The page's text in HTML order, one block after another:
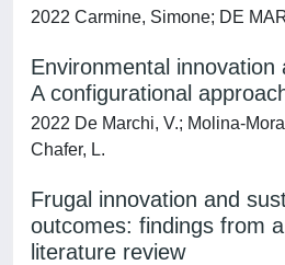
2022 Carmine, Simone; DE
Environmental innovation
A configurational
2022 De Marchi, V.; Molina-
Chafer, L.
Frugal innovation and
outcomes: findings from
literature review